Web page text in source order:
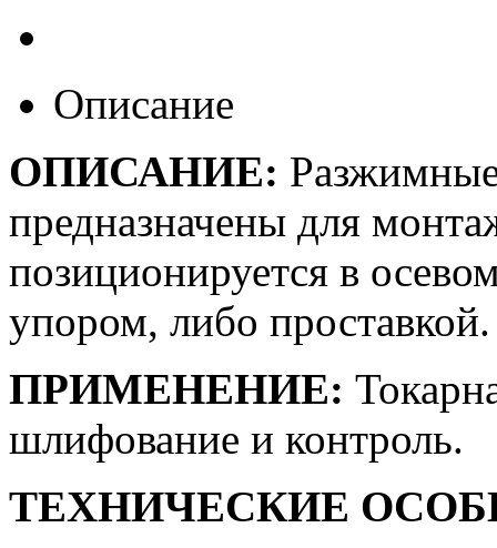
Описание
ОПИСАНИЕ:
предназначены для
позиционируется в
упором, либо проставкой.
ПРИМЕНЕНИЕ:
шлифование и контроль.
ТЕХНИЧЕСКИЕ